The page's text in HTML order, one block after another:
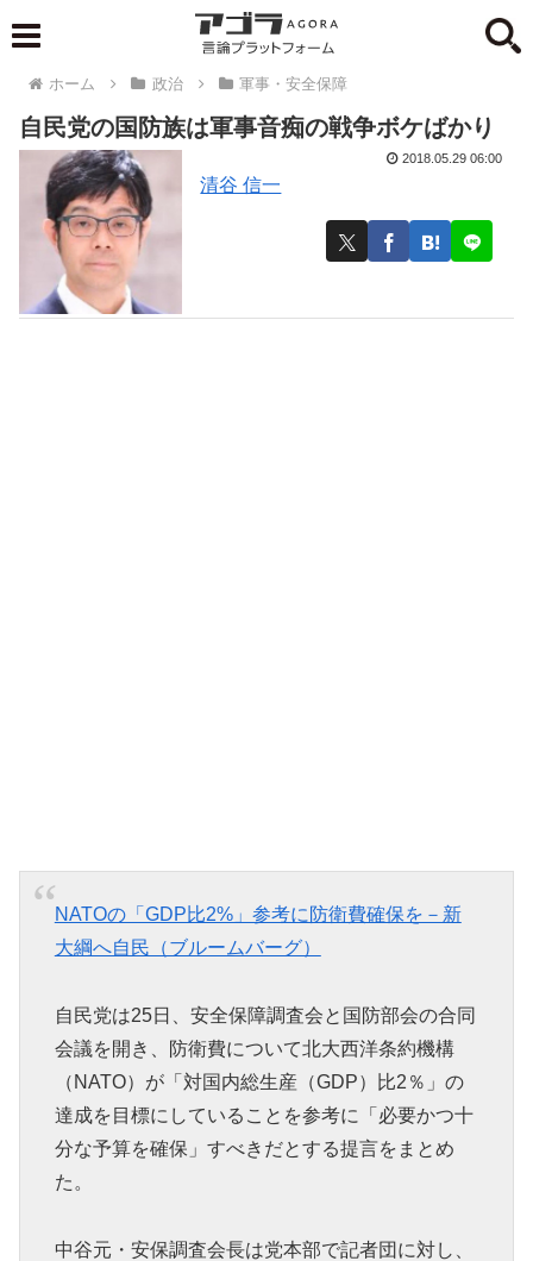
ホーム 政治 軍事・安全保障
自民党の国防族は軍事音痴の戦争ボケばかり
清谷 信一
2018.05.29 06:00
NATOの「GDP比2%」参考に防衛費確保を－新
大綱へ自民（ブルームバーグ）
自民党は25日、安全保障調査会と国防部会の合同
会議を開き、防衛費について北大西洋条約機構
（NATO）が「対国内総生産（GDP）比2％」の
達成を目標にしていることを参考に「必要かつ十
分な予算を確保」すべきだとする提言をまとめ
た。
中谷元・安保調査会長は党本部で記者団に対し、